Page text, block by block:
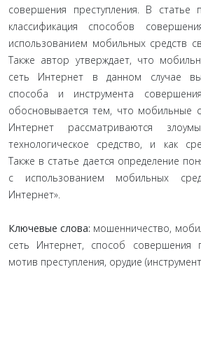
совершения преступления. В статье
классификация способов
использованием мобильных средств
Также автор утверждает, что
сеть Интернет в данном случае
способа и инструмента
обосновывается тем, что мобильные
Интернет рассматриваются
технологическое средство, и как
Также в статье дается определение
с использованием мобильных
Интернет».
Ключевые слова: мошенничество,
сеть Интернет, способ совершения
мотив преступления, орудие